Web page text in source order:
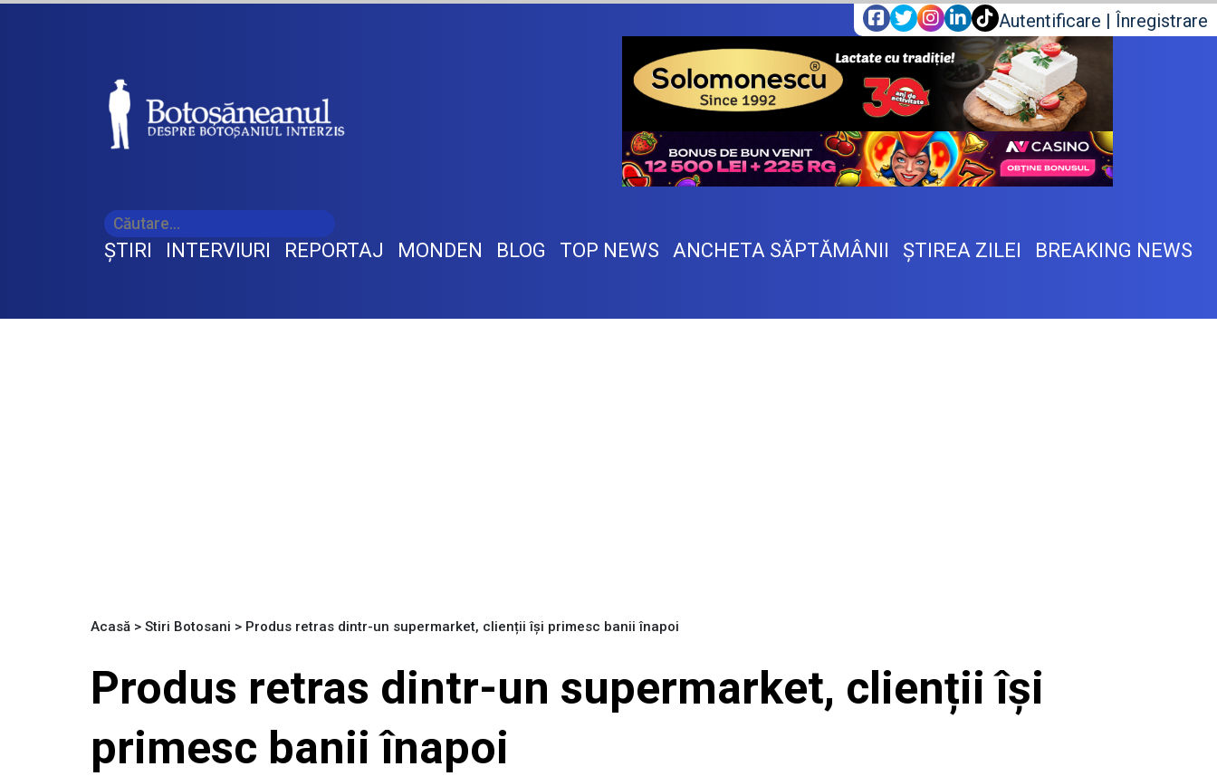
Autentificare | Înregistrare
ŞTIRI INTERVIURI REPORTAJ MONDEN BLOG TOP NEWS ANCHETA SĂPTĂMÂNII ŞTIREA ZILEI BREAKING NEWS
Acasă > Stiri Botosani > Produs retras dintr-un supermarket, clienții își primesc banii înapoi
Produs retras dintr-un supermarket, clienții își
primesc banii înapoi